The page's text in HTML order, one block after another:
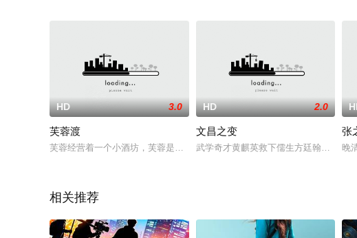
HD 3.0
芙蓉渡
芙蓉经营着一个小酒坊，芙蓉是芙蓉渡上最有名的花，人美，酒好，歌甜。
HD 2.0
文昌之变
武学奇才黄麒英救下儒生方廷翰兄妹，
张
晚
相关推荐